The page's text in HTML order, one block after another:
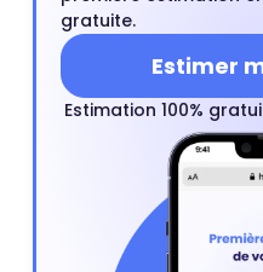
gratuite.
Estimer
Estimation 100%